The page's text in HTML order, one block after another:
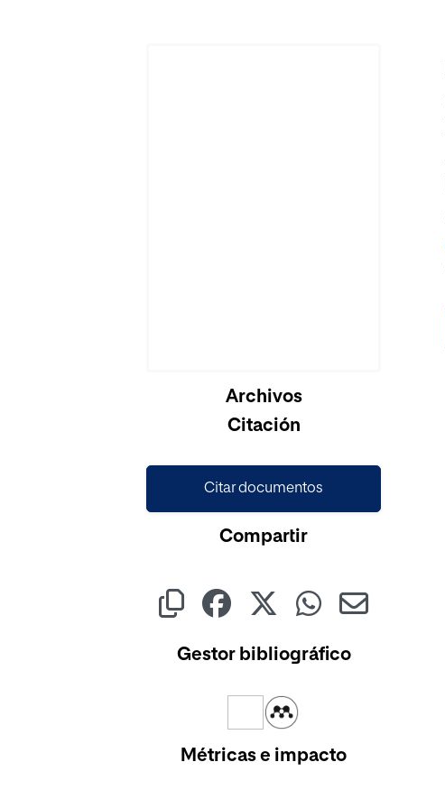
Archivos
Citación
Citar documentos
Compartir
Gestor bibliográfico
Métricas e impacto